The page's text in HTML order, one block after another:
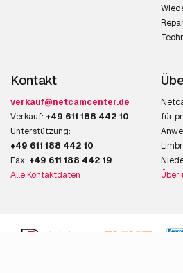
Kontakt
verkauf@netcamcenter.de
Verkauf: +49 611 188 442 10
Unterstützung:
+49 611 188 442 10
Fax: +49 611 188 442 19
Alle Kontaktdaten
für
Über